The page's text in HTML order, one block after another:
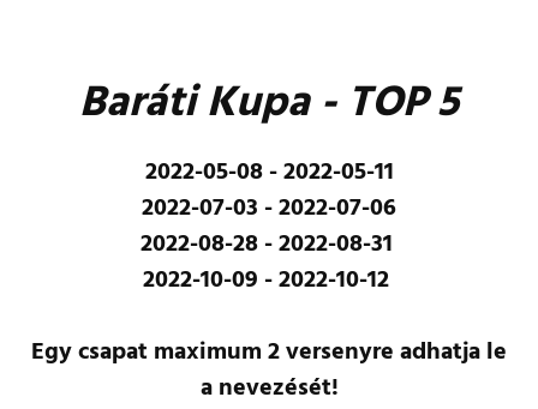
Baráti Kupa - TOP 5
2022-05-08 - 2022-05-11
2022-07-03 - 2022-07-06
2022-08-28 - 2022-08-31
2022-10-09 - 2022-10-12
Egy csapat maximum 2 versenyre adhatja le
a nevezését!